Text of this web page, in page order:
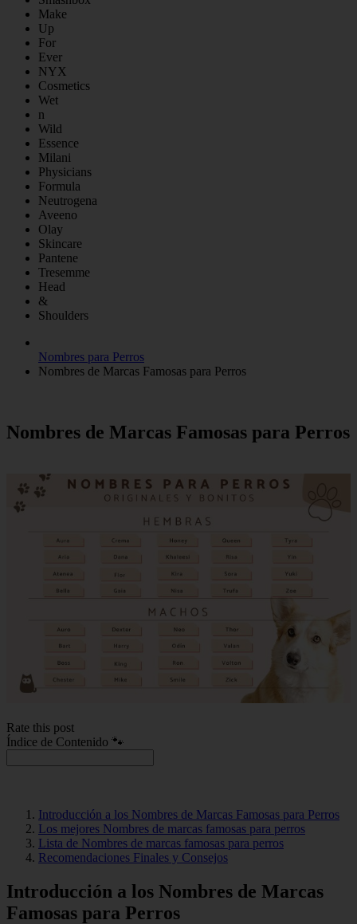
Make
Up
For
Ever
NYX
Cosmetics
Wet
n
Wild
Essence
Milani
Physicians
Formula
Neutrogena
Aveeno
Olay
Skincare
Pantene
Tresemme
Head
&
Shoulders
Nombres para Perros
Nombres de Marcas Famosas para Perros
Nombres de Marcas Famosas para Perros
Rate this post
Índice de Contenido 🐾
Introducción a los Nombres de Marcas Famosas para Perros
Los mejores Nombres de marcas famosas para perros
Lista de Nombres de marcas famosas para perros
Recomendaciones Finales y Consejos
Introducción a los Nombres de Marcas
Famosas para Perros